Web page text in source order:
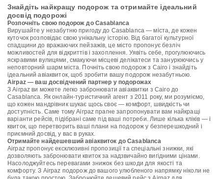
Знайдіть найкращу подорож та отримайте ідеальний
досвід подорожі
Розпочніть свою подорож до Casablanca
Вирушайте у незабутню пригоду до Casablanca — міста, де кожен
куточок розповідає свою унікальну історію. Від багатої культурної
спадщини до вражаючих пейзажів, це місто пропонує безліч
можливостей для відкриттів і захоплення. Уявіть себе, прогулюючись
яскравими вулицями, смакуючи місцеві делікатеси та занурюючись у
неповторний шарм міста. Почніть свою подорож з Cairo і знайдіть
ідеальний авіаквиток, щоб зробити вашу подорож незабутньою.
Airpaz — ваш досвідчений партнер у подорожах
З Airpaz ви можете легко забронювати авіаквитки з Cairo до
Casablanca. Як онлайн-туристичний агент з 2011 року, ми розуміємо,
що кожен мандрівник шукає щось своє — комфорт, швидкість чи
доступність. Саме тому Airpaz прагне запропонувати вам найкращі
варіанти рейсів, підібрані саме під ваші потреби. Лише кілька кліків — і
квиток, що перетворить ваші плани на подорож у безперешкодний і
приємний досвід, у вас в руках.
Отримайте найдешевший авіаквиток до Casablanca
Airpaz пропонує ексклюзивні пропозиції та спеціальні знижки, які
дозволяють забронювати квиток за надзвичайно вигідними цінами.
Насолоджуйтесь перевагами знижок без шкоди для якості та
комфорту. З Airpaz подорож до вашого улюбленого напрямку ніколи не